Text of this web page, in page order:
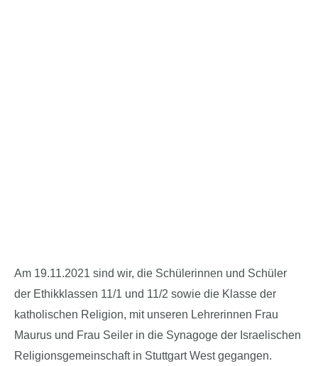
Am 19.11.2021 sind wir, die Schülerinnen und Schüler
der Ethikklassen 11/1 und 11/2 sowie die Klasse der
katholischen Religion, mit unseren Lehrerinnen Frau
Maurus und Frau Seiler in die Synagoge der Israelischen
Religionsgemeinschaft in Stuttgart West gegangen.